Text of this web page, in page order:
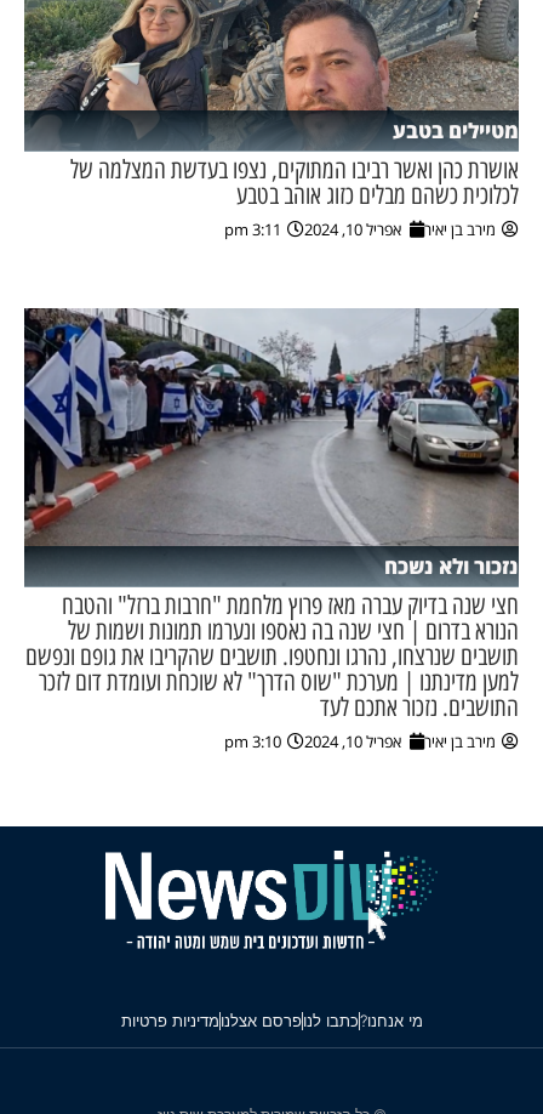
מטיילים בטבע
אושרת כהן ואשר רביבו המתוקים, נצפו בעדשת המצלמה של
לכלוכית כשהם מבלים כזוג אוהב בטבע
מירב בן יאיר אפריל 10, 2024 3:11 pm
נזכור ולא נשכח
חצי שנה בדיוק עברה מאז פרוץ מלחמת "חרבות ברזל" והטבח
הנורא בדרום | חצי שנה בה נאספו ונערמו תמונות ושמות של
תושבים שנרצחו, נהרגו ונחטפו. תושבים שהקריבו את גופם ונפשם
למען מדינתנו | מערכת "שוס הדרך" לא שוכחת ועומדת דום לזכר
התושבים. נזכור אתכם לעד
מירב בן יאיר אפריל 10, 2024 3:10 pm
מי אנחנו?כתבו לנופרסם אצלנומדיניות פרטיות